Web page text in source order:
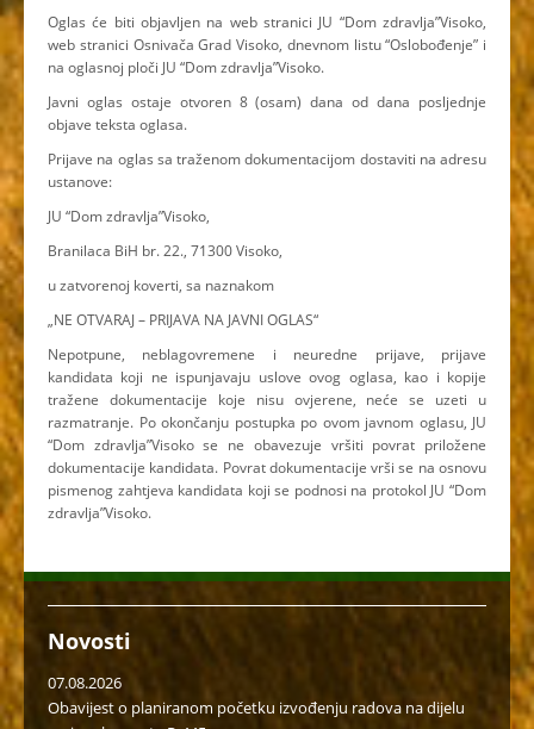
Oglas će biti objavljen na web stranici JU “Dom zdravlja”Visoko,
web stranici Osnivača Grad Visoko, dnevnom listu “Oslobođenje” i
na oglasnoj ploči JU “Dom zdravlja”Visoko.
Javni oglas ostaje otvoren 8 (osam) dana od dana posljednje
objave teksta oglasa.
Prijave na oglas sa traženom dokumentacijom dostaviti na adresu
ustanove:
JU “Dom zdravlja”Visoko,
Branilaca BiH br. 22., 71300 Visoko,
u zatvorenoj koverti, sa naznakom
„NE OTVARAJ – PRIJAVA NA JAVNI OGLAS“
Nepotpune, neblagovremene i neuredne prijave, prijave
kandidata koji ne ispunjavaju uslove ovog oglasa, kao i kopije
tražene dokumentacije koje nisu ovjerene, neće se uzeti u
razmatranje. Po okončanju postupka po ovom javnom oglasu, JU
“Dom zdravlja”Visoko se ne obavezuje vršiti povrat priložene
dokumentacije kandidata. Povrat dokumentacije vrši se na osnovu
pismenog zahtjeva kandidata koji se podnosi na protokol JU “Dom
zdravlja”Visoko.
Novosti
07.08.2026
Obavijest o planiranom početku izvođenju radova na dijelu